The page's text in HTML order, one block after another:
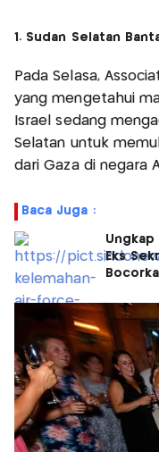
1. Sudan Selatan
Pada Selasa,
yang mengetahui
Israel sedang
Selatan untuk
dari Gaza di negara
Baca Juga :
Eks